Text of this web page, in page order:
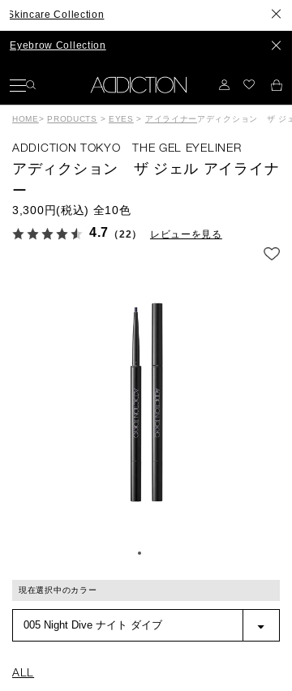
Collection
Collection
HOME> PRODUCTS > EYES > アイライナー アディクション ザ ジ
ADDICTION TOKYO THE GEL EYELINER
アディクション ザ ジェル アイライナ
ー
3,300円(税込) 全10色
4.7 （22） レビューを見る
現在選択中のカラー
ALL